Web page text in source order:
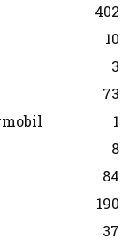
402
10
3
73
1
8
84
190
37